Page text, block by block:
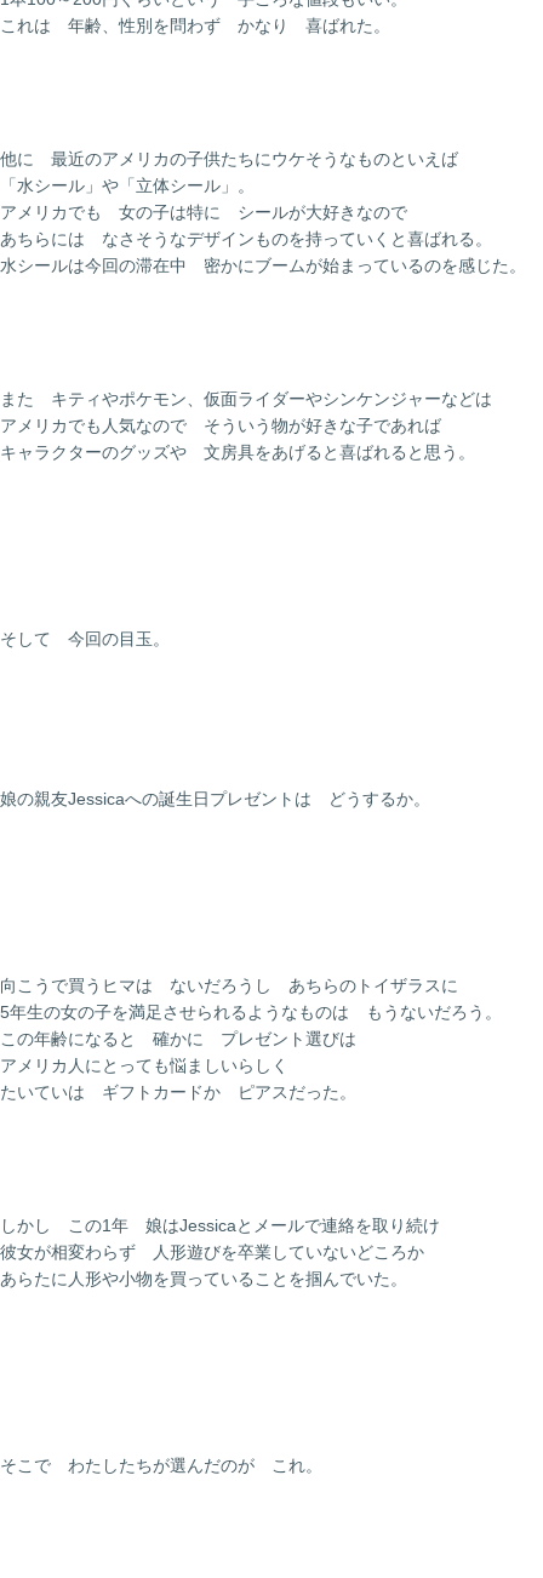
これは 年齢、性別を問わず かなり 喜ばれた。
他に 最近のアメリカの子供たちにウケそうなものといえば
「水シール」や「立体シール」。
アメリカでも 女の子は特に シールが大好きなので
あちらには なさそうなデザインものを持っていくと喜ばれる。
水シールは今回の滞在中 密かにブームが始まっているのを感じた。
また キティやポケモン、仮面ライダーやシンケンジャーなどは
アメリカでも人気なので そういう物が好きな子であれば
キャラクターのグッズや 文房具をあげると喜ばれると思う。
そして 今回の目玉。
娘の親友Jessicaへの誕生日プレゼントは どうするか。
向こうで買うヒマは ないだろうし あちらのトイザラスに
5年生の女の子を満足させられるようなものは もうないだろう。
この年齢になると 確かに プレゼント選びは
アメリカ人にとっても悩ましいらしく
たいていは ギフトカードか ピアスだった。
しかし この1年 娘はJessicaとメールで連絡を取り続け
彼女が相変わらず 人形遊びを卒業していないどころか
あらたに人形や小物を買っていることを掴んでいた。
そこで わたしたちが選んだのが これ。